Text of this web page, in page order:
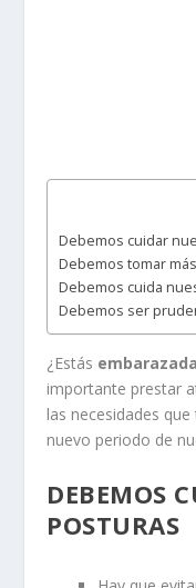
Debemos cuidar
Debemos tomar
Debemos cuida
Debemos ser
¿Estás
importante prestar
las necesidades
nuevo periodo de
DEBEMOS
POSTURAS